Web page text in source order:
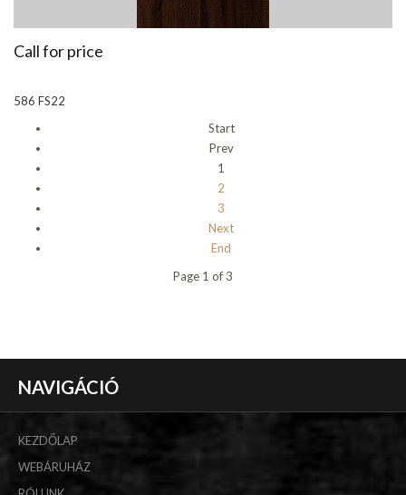
Call for price
586 FS22
Start
Prev
1
2
3
Next
End
Page 1 of 3
NAVIGÁCIÓ
KEZDŐLAP
WEBÁRUHÁZ